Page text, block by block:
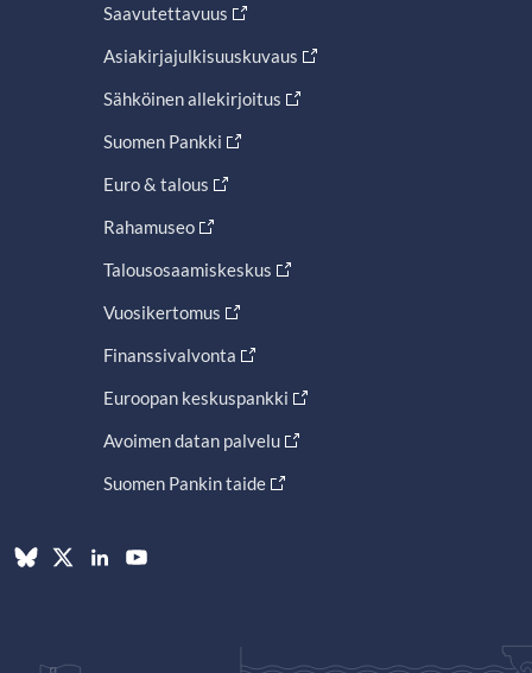
Saavutettavuus
Asiakirjajulkisuuskuvaus
Sähköinen allekirjoitus
Suomen Pankki
Euro & talous
Rahamuseo
Talousosaamiskeskus
Vuosikertomus
Finanssivalvonta
Euroopan keskuspankki
Avoimen datan palvelu
Suomen Pankin taide